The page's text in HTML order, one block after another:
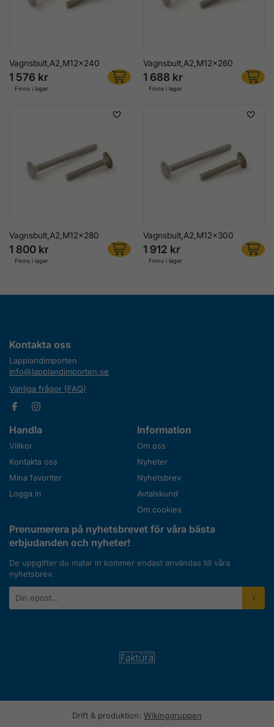
Vagnsbult,A2,M12x240
1 576 kr
Finns i lager
Vagnsbult,A2,M12x260
1 688 kr
Finns i lager
Vagnsbult,A2,M12x280
1 800 kr
Finns i lager
Vagnsbult,A2,M12x300
1 912 kr
Finns i lager
Kontakta oss
Lapplandimporten
info@lapplandimporten.se
Vanliga frågor (FAQ)
Handla
Villkor
Kontakta oss
Mina favoriter
Logga in
Information
Om oss
Nyheter
Nyhetsbrev
Avtalskund
Om cookies
Prenumerera på nyhetsbrevet för våra bästa
erbjudanden och nyheter!
De uppgifter du matar in kommer endast användas till våra
nyhetsbrev.
postadress
Drift & produktion: Wikinggruppen